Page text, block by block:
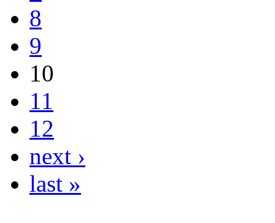
8
9
10
11
12
next ›
last »